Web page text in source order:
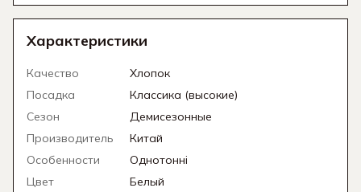
Характеристики
Качество
Хлопок
Посадка
Классика (высокие)
Сезон
Демисезонные
Производитель
Китай
Особенности
Однотонні
Цвет
Белый